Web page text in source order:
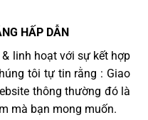
HẤP DẪN
linh hoạt với sự kết hợp
tôi tự tin rằng : Giao
thông thường đó là
mà bạn mong muốn.